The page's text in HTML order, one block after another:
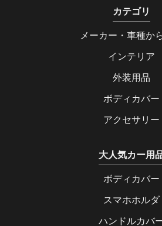
カテゴリ
メーカー・車種か
インテリア
外装用品
ボディカバー
アクセサリー
大人気カー用
ボディカバー
スマホホルダ
ハンドルカバ